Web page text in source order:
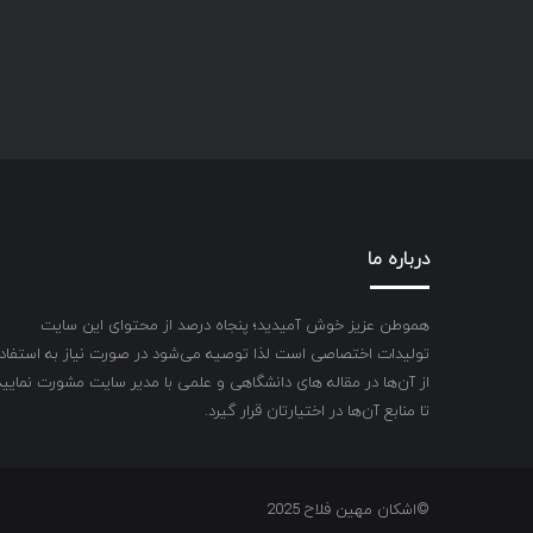
درباره ما
هموطن عزیز خوش آمیدید؛ پنجاه درصد از محتوای این سایت
تولیدات اختصاصی است لذا توصیه می‌شود در صورت نیاز به
از آن‌ها در مقاله های دانشگاهی و علمی با مدیر سایت مشورت
تا منابع آن‌ها در اختیارتان قرار گیرد.
©اشکان مهین فلاح 2025